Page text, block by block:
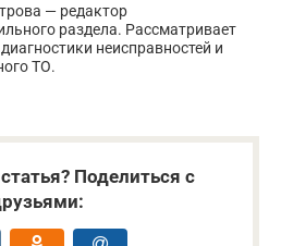
— редактор
раздела. Рассматривает
неисправностей и
ТО.
Поделиться с